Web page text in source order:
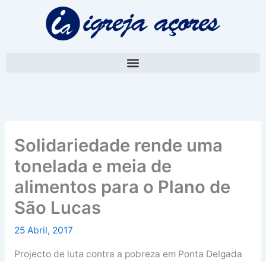
Solidariedade rende uma
tonelada e meia de
alimentos para o Plano de
São Lucas
25 Abril, 2017
Projecto de luta contra a pobreza em Ponta Delgada